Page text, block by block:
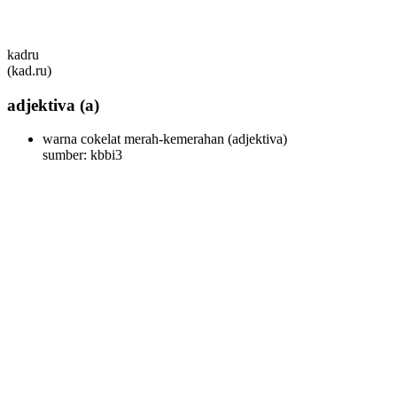
kadru
(kad.ru)
adjektiva (a)
warna cokelat merah-kemerahan (adjektiva)
sumber: kbbi3